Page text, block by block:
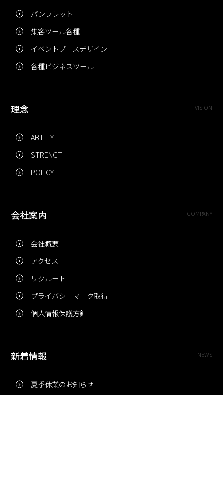
パンフレット
集客ツール各種
イベントブースデザイン
各種ビジネスツール
理念 VISION
ABILITY
STRENGTH
POLICY
会社案内 COMPANY
会社概要
アクセス
リクルート
プライバシーマーク取得
個人情報保護方針
新着情報 NEWS
夏季休業のお知らせ